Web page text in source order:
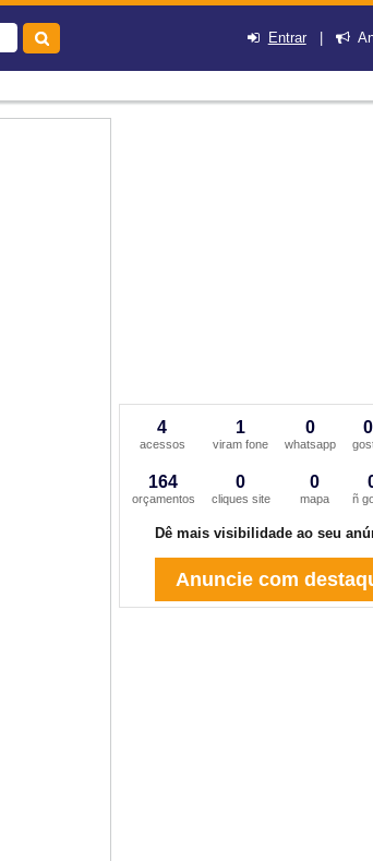
Entrar|
4
acessos
1
viram fone
0
whatsapp
0
164
orçamentos
0
cliques site
0
mapa ñ
Dê mais visibilidade ao seu
Anuncie com